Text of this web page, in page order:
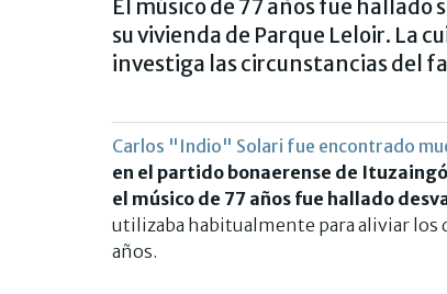
El músico de 77 años fue
su vivienda de Parque Leloir. La
investiga las circunstancias del
Carlos "Indio" Solari fue encontrado
en el partido bonaerense de
el músico de 77 años fue hallado
utilizaba habitualmente para aliviar los
años.